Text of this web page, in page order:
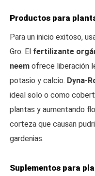
Productos para
Para un inicio exitoso,
Gro. El fertilizante
neem ofrece liberación
potasio y calcio. Dyna-
ideal solo o como
plantas y aumentando
corteza que causan
gardenias.
Suplementos para